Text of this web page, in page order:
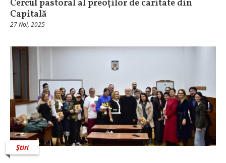
Cercul pastoral al preoților de caritate din
Capitală
27 Noi, 2025
Știri